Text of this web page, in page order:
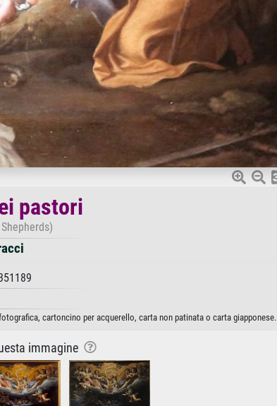
pastori
cartoncino per acquerello, carta non patinata o carta giapponese.
immagine